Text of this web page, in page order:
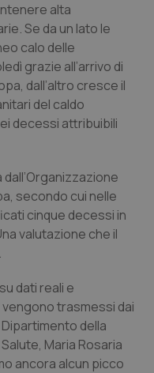
alta
Se da un lato le
calo delle
grazie all’arrivo di
dall’altro cresce il
del caldo
decessi attribuibili
secondo cui nelle
cinque decessi in
valutazione che il
dati reali e
trasmessi dai
della
Maria Rosaria
ancora alcun picco